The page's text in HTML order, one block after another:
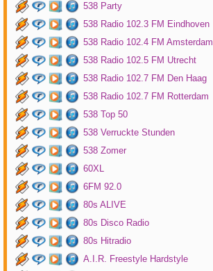
538 Party
538 Radio 102.3 FM Eindhoven
538 Radio 102.4 FM Amsterdam
538 Radio 102.5 FM Utrecht
538 Radio 102.7 FM Den Haag
538 Radio 102.7 FM Rotterdam
538 Top 50
538 Verruckte Stunden
538 Zomer
60XL
6FM 92.0
80s ALIVE
80s Disco Radio
80s Hitradio
A.I.R. Freestyle Hardstyle